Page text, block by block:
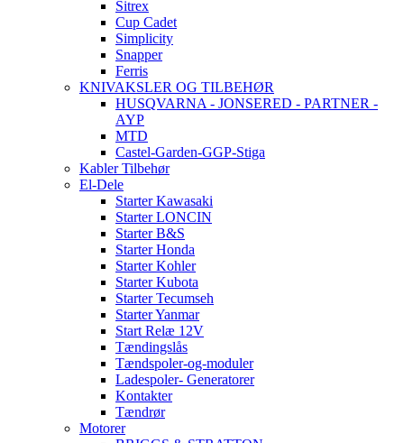
Sitrex
Cup Cadet
Simplicity
Snapper
Ferris
KNIVAKSLER OG TILBEHØR
HUSQVARNA - JONSERED - PARTNER -
AYP
MTD
Castel-Garden-GGP-Stiga
Kabler Tilbehør
El-Dele
Starter Kawasaki
Starter LONCIN
Starter B&S
Starter Honda
Starter Kohler
Starter Kubota
Starter Tecumseh
Starter Yanmar
Start Relæ 12V
Tændingslås
Tændspoler-og-moduler
Ladespoler- Generatorer
Kontakter
Tændrør
Motorer